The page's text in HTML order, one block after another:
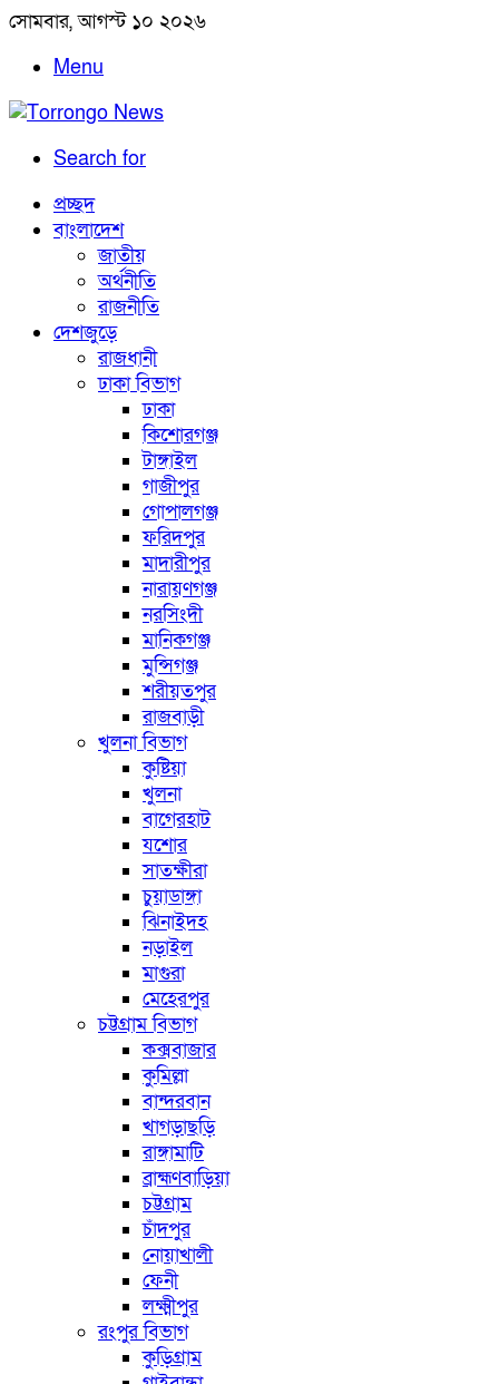
সোমবার, আগস্ট ১০ ২০২৬
Menu
Search for
প্রচ্ছদ
বাংলাদেশ
জাতীয়
অর্থনীতি
রাজনীতি
দেশজুড়ে
রাজধানী
ঢাকা বিভাগ
ঢাকা
কিশোরগঞ্জ
টাঙ্গাইল
গাজীপুর
গোপালগঞ্জ
ফরিদপুর
মাদারীপুর
নারায়ণগঞ্জ
নরসিংদী
মানিকগঞ্জ
মুন্সিগঞ্জ
শরীয়তপুর
রাজবাড়ী
খুলনা বিভাগ
কুষ্টিয়া
খুলনা
বাগেরহাট
যশোর
সাতক্ষীরা
চুয়াডাঙ্গা
ঝিনাইদহ
নড়াইল
মাগুরা
মেহেরপুর
চট্টগ্রাম বিভাগ
কক্সবাজার
কুমিল্লা
বান্দরবান
খাগড়াছড়ি
রাঙ্গামাটি
ব্রাহ্মণবাড়িয়া
চট্টগ্রাম
চাঁদপুর
নোয়াখালী
ফেনী
লক্ষ্মীপুর
রংপুর বিভাগ
কুড়িগ্রাম